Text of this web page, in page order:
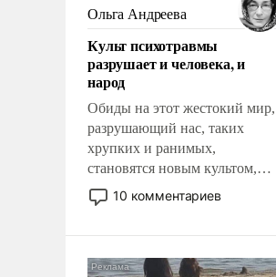
и ее реализация радикально
поднимет наши боевые
возможности.
Ольга Андреева
Культ психотравмы
разрушает и человека, и
народ
Обиды на этот жестокий мир,
разрушающий нас, таких
хрупких и ранимых,
становятся новым культом,
постепенно вытесняя и
отменяя традиционное
ударами судьбы, брать на себя
10 комментариев